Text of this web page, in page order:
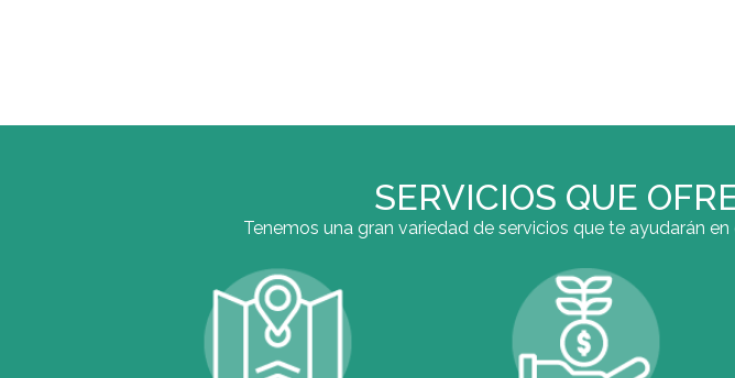
SERVICIOS QUE
Tenemos una gran variedad de servicios que te ayudarán